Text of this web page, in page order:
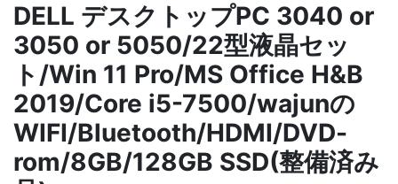
DELL デスクトップPC 3040 or
3050 or 5050/22型液晶セッ
ト/Win 11 Pro/MS Office H&B
2019/Core i5-7500/wajunの
WIFI/Bluetooth/HDMI/DVD-
rom/8GB/128GB SSD(整備済み